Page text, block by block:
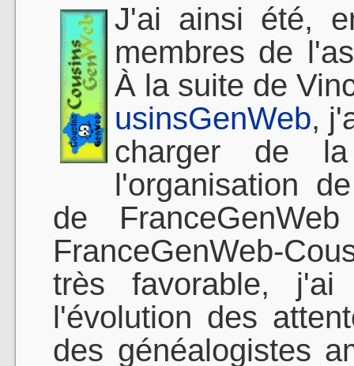
J'ai ainsi été,
membres de
À la suite de
usinsGenWeb,
charger de
l'organisation
de
FranceGenWeb-
très favorable,
l'évolution des
des généalogistes